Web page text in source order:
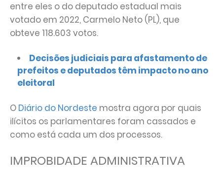
entre eles o do deputado estadual mais
votado em 2022, Carmelo Neto (PL), que
obteve 118.603 votos.
Decisões judiciais para afastamento de
prefeitos e deputados têm impacto no ano
eleitoral
O Diário do Nordeste mostra agora por quais
ilícitos os parlamentares foram cassados e
como está cada um dos processos.
IMPROBIDADE ADMINISTRATIVA